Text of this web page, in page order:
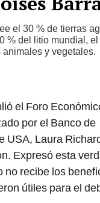
el 30 % de tierras
% del litio mundial,
y vegetales.
el Foro
por el Banco de
USA, Laura
Expresó esta
no recibe los
útiles para el